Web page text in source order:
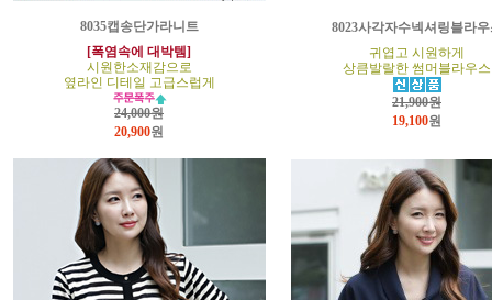
8035캡송단가라니트
[폭염속에 대박템]
시원한소재감으로
옆라인 디테일 고급스럽게
24,000원
20,900원
8023사각자수넥셔링블라우
귀엽고 시원하게
상큼발랄한 썸머블라우스
21,900원
19,100원